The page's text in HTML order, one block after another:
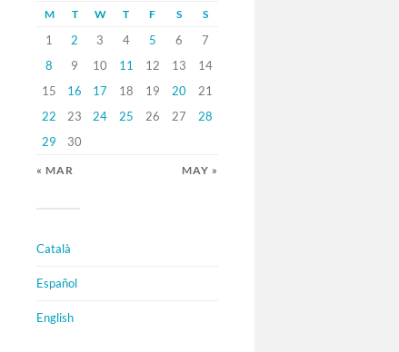
M T W T F S S
1 2 3 4 5 6
7
8
9 10 11 12 13
14
15
16 17 18 19 20
21
22
23 24 25 26 27
28
29
30
« MAR MAY »
Català
Español
English